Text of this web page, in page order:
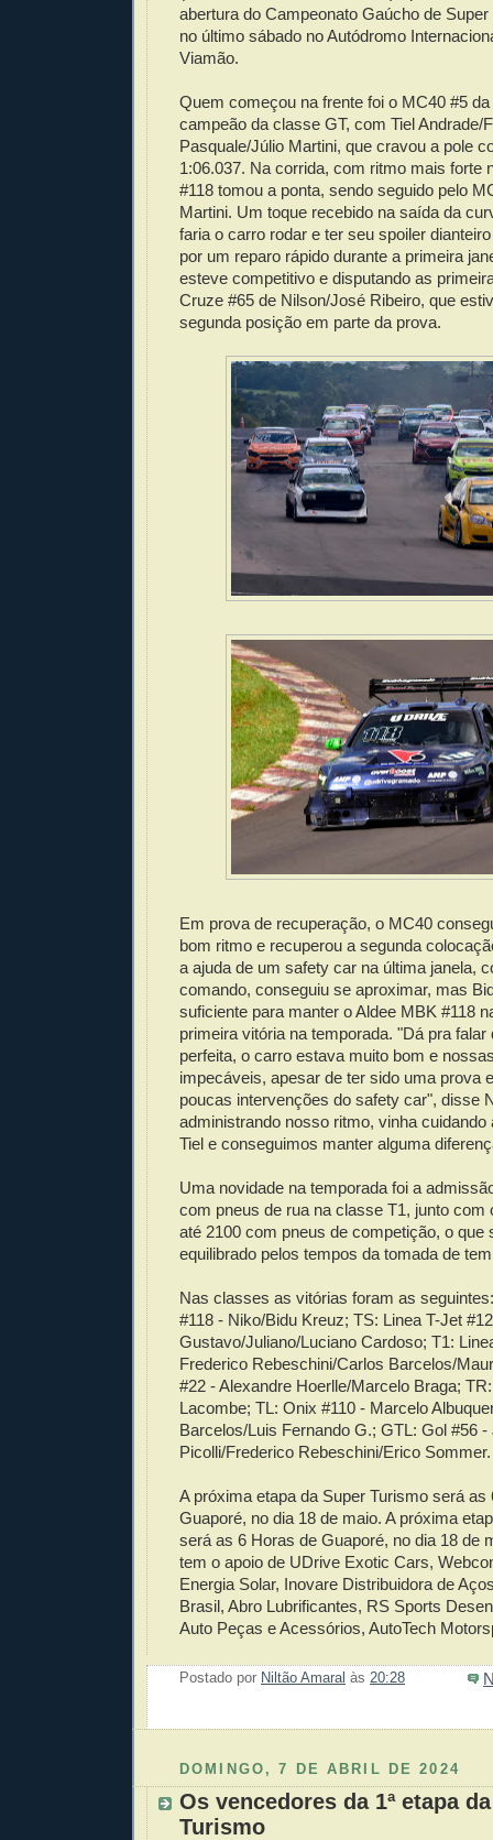
abertura do Campeonato Gaúcho de
no último sábado no Autódromo
Viamão.
Quem começou na frente foi o MC40 #5
campeão da classe GT, com Tiel Andrade/
Pasquale/Júlio Martini, que cravou a pole
1:06.037. Na corrida, com ritmo mais forte
#118 tomou a ponta, sendo seguido pelo
Martini. Um toque recebido na saída da
faria o carro rodar e ter seu spoiler
por um reparo rápido durante a primeira
esteve competitivo e disputando as
Cruze #65 de Nilson/José Ribeiro, que
segunda posição em parte da prova.
Em prova de recuperação, o MC40
bom ritmo e recuperou a segunda
a ajuda de um safety car na última janela,
comando, conseguiu se aproximar, mas
suficiente para manter o Aldee MBK #118
primeira vitória na temporada. "Dá pra
perfeita, o carro estava muito bom e
impecáveis, apesar de ter sido uma prova
poucas intervenções do safety car", disse
administrando nosso ritmo, vinha cuidando
Tiel e conseguimos manter alguma
Uma novidade na temporada foi a
com pneus de rua na classe T1, junto com
até 2100 com pneus de competição, o que
equilibrado pelos tempos da tomada de
Nas classes as vitórias foram as
#118 - Niko/Bidu Kreuz; TS: Linea T-Jet
Gustavo/Juliano/Luciano Cardoso; T1:
Frederico Rebeschini/Carlos Barcelos/
#22 - Alexandre Hoerlle/Marcelo Braga;
Lacombe; TL: Onix #110 - Marcelo
Barcelos/Luis Fernando G.; GTL: Gol #56 -
Picolli/Frederico Rebeschini/Erico Sommer.
A próxima etapa da Super Turismo será as
Guaporé, no dia 18 de maio. A próxima
será as 6 Horas de Guaporé, no dia 18 de
tem o apoio de UDrive Exotic Cars,
Energia Solar, Inovare Distribuidora de
Brasil, Abro Lubrificantes, RS Sports
Auto Peças e Acessórios, AutoTech
Postado por Niltão Amaral às 20:28
DOMINGO, 7 DE ABRIL DE 2024
Os vencedores da 1ª etapa
Turismo